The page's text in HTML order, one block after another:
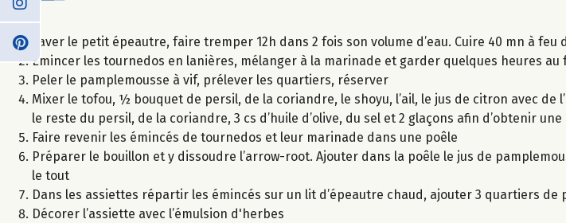
Laver le petit épeautre, faire tremper 12h dans 2 fois son volume d’eau. Cuire 40 mn à feu
Emincer les tournedos en lanières, mélanger à la marinade et garder quelques heures au
Peler le pamplemousse à vif, prélever les quartiers, réserver
Mixer le tofou, ½ bouquet de persil, de la coriandre, le shoyu, l’ail, le jus de citron avec de
le reste du persil, de la coriandre, 3 cs d’huile d’olive, du sel et 2 glaçons afin d’obtenir
Faire revenir les émincés de tournedos et leur marinade dans une poêle
Préparer le bouillon et y dissoudre l’arrow-root. Ajouter dans la poêle le jus de
le tout
Dans les assiettes répartir les émincés sur un lit d’épeautre chaud, ajouter 3 quartiers
Décorer l’assiette avec l’émulsion d'herbes